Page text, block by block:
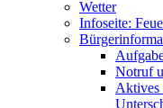
Wetter
Infoseite:
Notruf
Aktives